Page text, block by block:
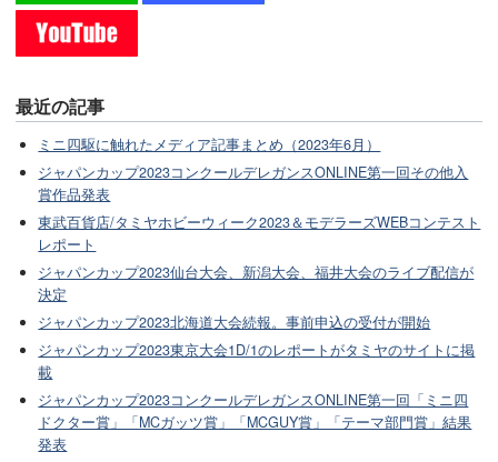
最近の記事
ミニ四駆に触れたメディア記事まとめ（2023年6月）
ジャパンカップ2023コンクールデレガンスONLINE第一回その他入
賞作品発表
東武百貨店/タミヤホビーウィーク2023＆モデラーズWEBコンテスト
レポート
ジャパンカップ2023仙台大会、新潟大会、福井大会のライブ配信が
決定
ジャパンカップ2023北海道大会続報。事前申込の受付が開始
ジャパンカップ2023東京大会1D/1のレポートがタミヤのサイトに掲
載
ジャパンカップ2023コンクールデレガンスONLINE第一回「ミニ四
ドクター賞」「MCガッツ賞」「MCGUY賞」「テーマ部門賞」結果
発表